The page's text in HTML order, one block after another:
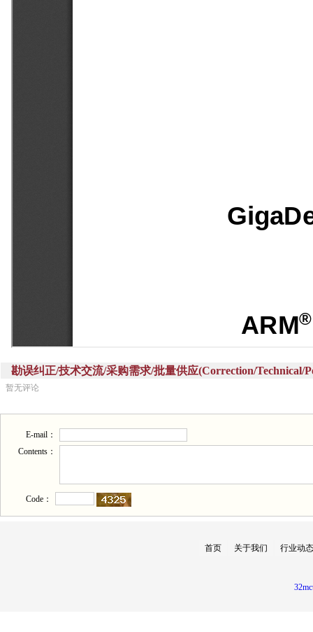
勘误纠正/技术交流/采购需求/批量供应(Correction/Technical/
暂无评论
E-mail：
Contents：
Code：
首页 关于我们 行业动态